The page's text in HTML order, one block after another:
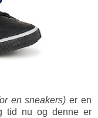
en sneakers) er en
tid nu og denne er